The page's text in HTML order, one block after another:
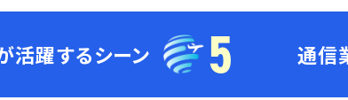
活躍するシーン 5 通信